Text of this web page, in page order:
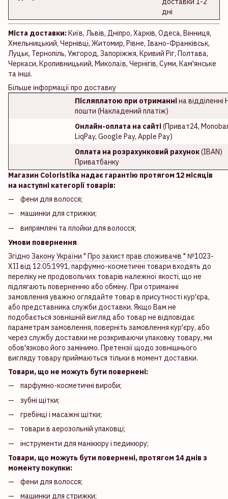
дні
Міста доставки:Київ, Львів, Дніпро, Харків, Одеса, Вінниця,
Хмельницький, Чернівці, Житомир, Рівне, Івано-Франківськ,
Луцьк, Тернопіль, Ужгород, Запоріжжя, Кривий Ріг, Полтава,
Черкаси, Кропивницький, Миколаїв, Чернігів, Суми, Кам'янське
та інші.
Більше інформації про доставку
Післяплатою при отриманніна відділенні
пошти (Накладений платіж)
Онлайн-оплата на сайті(Приват24,
LiqPay, Google Pay, Apple Pay)
Оплата на розрахунковий рахунок(IBAN)
Приватбанку
Магазин Coloristika надає гарантію протягом 12 місяців
на наступні категорії товарів:
фени для волосся;
машинки для стрижки;
випрямлячі та плойки для волосся;
Умови повернення
Згідно Закону України " Про захист прав споживачів " №1023-
XII від 12.05.1991, парфумно-косметичні товари входять до
переліку не продовольчих товарів належної якості, що не
підлягають поверненню або обміну. При отриманні
замовлення уважно оглядайте товар в присутності кур'єра,
або представника служби доставки. Якщо Вам не
подобається зовнішній вигляд або товар не відповідає
параметрам замовлення, поверніть замовлення кур'єру, або
через службу доставки не розкриваючи упаковку товару, ми
обов'язково його замінимо. Претензії щодо зовнішнього
вигляду товару приймаються тільки в момент доставки.
Товари, що не можуть бути повернені:
парфумно-косметичні вироби;
зубні щітки;
гребінці і масажні щітки;
товари в аерозольній упаковці;
інструменти для манікюру і педикюру;
Товари, що можуть бути повернені, протягом 14 днів з
моменту покупки:
фени для волосся;
машинки для стрижки;